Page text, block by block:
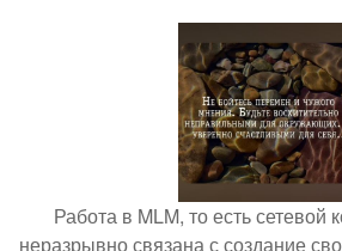
Работа в MLM, то есть сетевой
неразрывно связана с создание